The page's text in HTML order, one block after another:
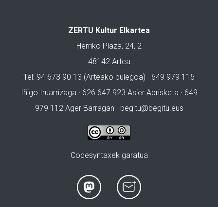
ZERTU Kultur Elkartea
Herriko Plaza, 24, 2
48142 Artea
Tel: 94 673 90 13 (Arteako bulegoa) · 649 979 115
Iñigo Iruarrizaga · 626 647 923 Asier Abrisketa · 649
979 112 Ager Barragan · begitu@begitu.eus
Codesyntaxek garatua